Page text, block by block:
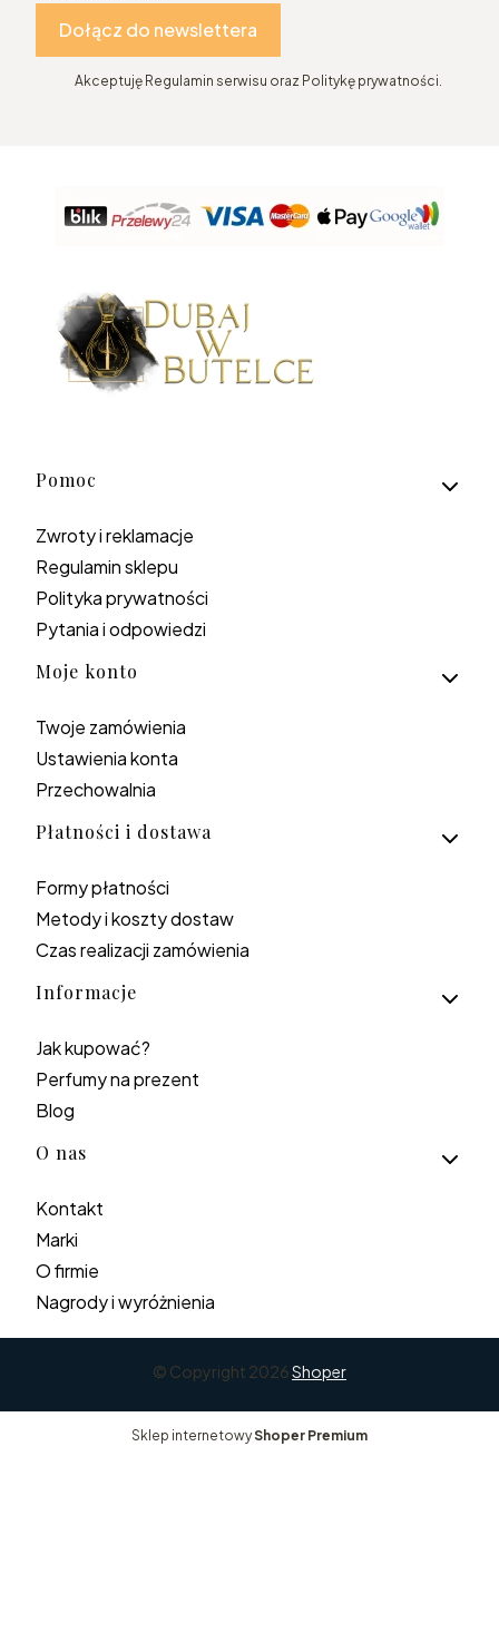
Dołącz do newslettera
Akceptuję Regulamin serwisu oraz Politykę prywatności.
Linki w stopce
Pomoc
Zwroty i reklamacje
Regulamin sklepu
Polityka prywatności
Pytania i odpowiedzi
Moje konto
Twoje zamówienia
Ustawienia konta
Przechowalnia
Płatności i dostawa
Formy płatności
Metody i koszty dostaw
Czas realizacji zamówienia
Informacje
Jak kupować?
Perfumy na prezent
Blog
O nas
Kontakt
Marki
O firmie
Nagrody i wyróżnienia
© Copyright 2026Shoper
Sklep internetowyShoper Premium